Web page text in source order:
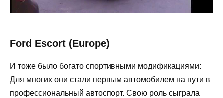
Ford Escort (Europe)
И тоже было богато спортивными модификациями:
Для многих они стали первым автомобилем на пути в
профессиональный автоспорт. Свою роль сыграла